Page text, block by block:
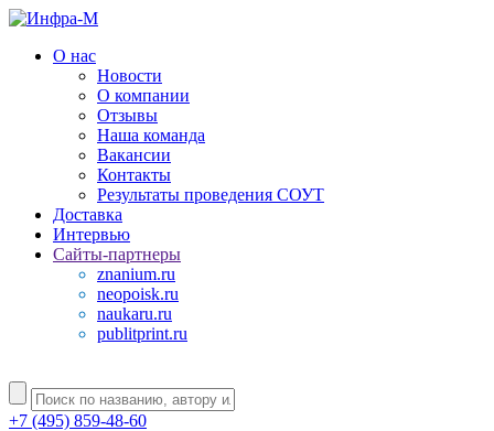
О нас
Новости
О компании
Отзывы
Наша команда
Вакансии
Контакты
Результаты проведения СОУТ
Доставка
Интервью
Сайты-партнеры
znanium.ru
neopoisk.ru
naukaru.ru
publitprint.ru
+7 (495) 859-48-60